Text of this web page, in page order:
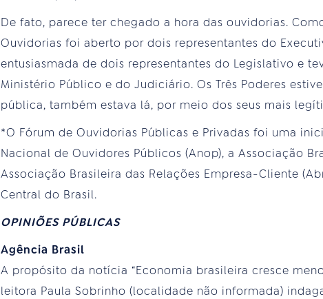
De fato, parece ter chegado a hora das ouvidorias.
Ouvidorias foi aberto por dois representantes do
entusiasmada de dois representantes do Legislativo e
Ministério Público e do Judiciário. Os Três Poderes
pública, também estava lá, por meio dos seus mais
*O Fórum de Ouvidorias Públicas e Privadas foi uma
Nacional de Ouvidores Públicos (Anop), a Associação
Associação Brasileira das Relações Empresa-Cliente
Central do Brasil.
OPINIÕES PÚBLICAS
Agência Brasil
A propósito da notícia “Economia brasileira cresce
leitora Paula Sobrinho (localidade não informada)